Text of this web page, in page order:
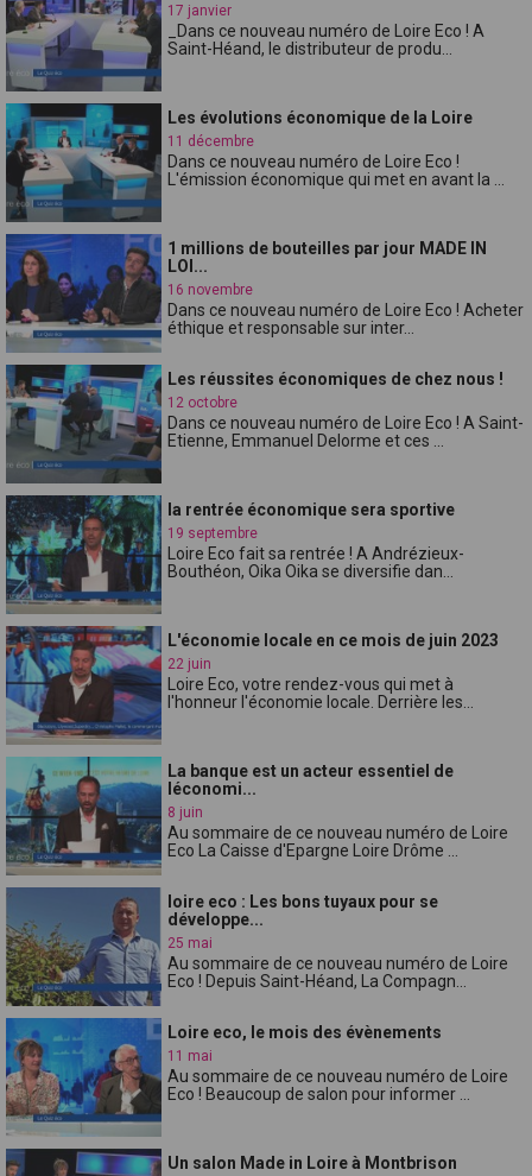
17 janvier
_Dans ce nouveau numéro de Loire Eco ! A
Saint-Héand, le distributeur de produ...
Les évolutions économique de la Loire
11 décembre
Dans ce nouveau numéro de Loire Eco !
L'émission économique qui met en avant la ...
1 millions de bouteilles par jour MADE IN
LOI...
16 novembre
Dans ce nouveau numéro de Loire Eco ! Acheter
éthique et responsable sur inter...
Les réussites économiques de chez nous !
12 octobre
Dans ce nouveau numéro de Loire Eco ! A Saint-
Etienne, Emmanuel Delorme et ces ...
la rentrée économique sera sportive
19 septembre
Loire Eco fait sa rentrée ! A Andrézieux-
Bouthéon, Oika Oika se diversifie dan...
L'économie locale en ce mois de juin 2023
22 juin
Loire Eco, votre rendez-vous qui met à
l'honneur l'économie locale. Derrière les...
La banque est un acteur essentiel de
léconomi...
8 juin
Au sommaire de ce nouveau numéro de Loire
Eco La Caisse d'Epargne Loire Drôme ...
loire eco : Les bons tuyaux pour se
développe...
25 mai
Au sommaire de ce nouveau numéro de Loire
Eco ! Depuis Saint-Héand, La Compagn...
Loire eco, le mois des évènements
11 mai
Au sommaire de ce nouveau numéro de Loire
Eco ! Beaucoup de salon pour informer ...
Un salon Made in Loire à Montbrison